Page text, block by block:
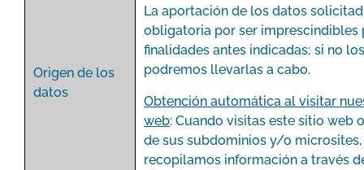
Origen de los
datos
La aportación de los datos
obligatoria por ser imprescindibles
finalidades antes indicadas; si no
podremos llevarlas a cabo.
Obtención automática al visitar
web: Cuando visitas este sitio web
de sus subdominios y/o microsites,
recopilamos información a través